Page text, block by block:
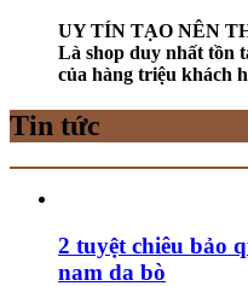
UY TÍN TẠO NÊN
Là shop duy nhất tồn
của hàng triệu khách
Tin tức
2 tuyệt chiêu bảo
nam da bò